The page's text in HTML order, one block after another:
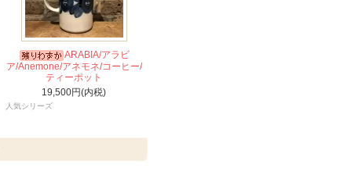
ARABIA/アラビ
ア/Anemone/アネモネ/コーヒー/
ティーポット
19,500円(内税)
人気シリーズ